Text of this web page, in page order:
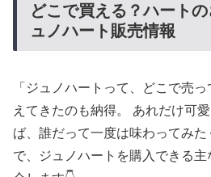
どこで買える？ハート
ュノハート販売情報
「ジュノハートって、どこで売
えてきたのも納得。 あれだけ可
ば、誰だって一度は味わってみた
で、ジュノハートを購入できる